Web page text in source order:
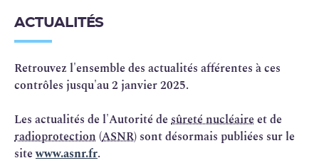
ACTUALITÉS
Retrouvez l'ensemble des actualités afférentes à ces
contrôles jusqu'au 2 janvier 2025.
Les actualités de l'Autorité de sûreté nucléaire et de
radioprotection (ASNR) sont désormais publiées sur le
sitewww.asnr.fr.